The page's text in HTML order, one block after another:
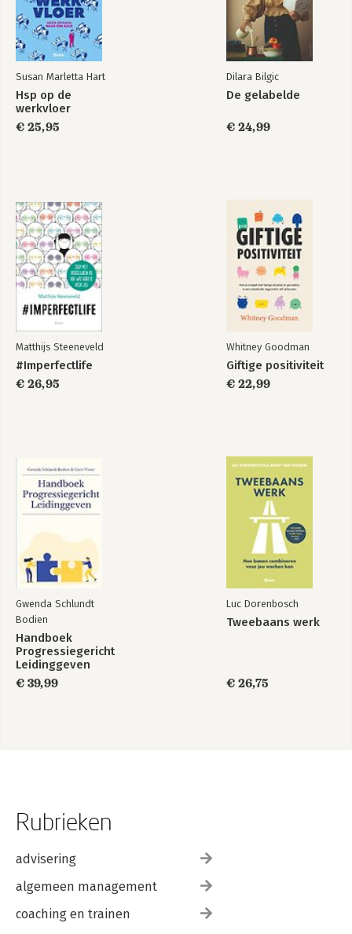
• Rolfacilitering 165
• Rollenverdeler 168
• Rollenmonitor 170
• Rollenbalans 172
Susan Marletta Hart
Hsp op de
werkvloer
€ 25,95
Dilara Bilgic
De gelabelde
€ 24,99
Matthijs Steeneveld
#Imperfectlife
€ 26,95
Whitney Goodman
Giftige positiviteit
€ 22,99
Gwenda Schlundt
Bodien
Handboek
Progressiegericht
Leidinggeven
€ 39,99
Luc Dorenbosch
Tweebaans werk
€ 26,75
Rubrieken
advisering
algemeen management
coaching en trainen